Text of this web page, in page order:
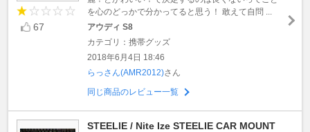
67
を心のどっかで分かってると思う！ 敢えて自問 ...
アウディ S8
カテゴリ：携帯グッズ
2018年6月4日 18:46
らっさん(AMR2012)さん
同じ商品のレビュー一覧
STEELIE / Nite Ize STEELIE CAR MOUNT